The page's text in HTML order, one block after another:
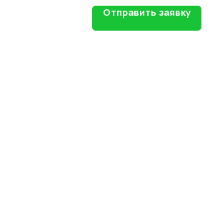
Отправить заявку